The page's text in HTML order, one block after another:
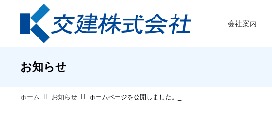
会社案内
お知らせ
ホーム お知らせ ホームページを公開しました。_